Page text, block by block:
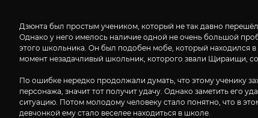
Дзюнта был простым учеником, который не так давно
Однако у него имелось наличие одной не очень большой
этого школьника. Он был подобен мобе, который находился
момент незадачливый школьник, которого звали Щираищи,
По ошибке нередко продолжали думать, что этому ученику
персонажа, значит тот получит удачу. Однако заметить его
ситуацию. Потом молодому человеку стало понятно, что в
девчонкой ему стало веселее находиться в школе.